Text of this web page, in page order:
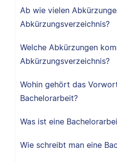
Ab wie vielen
Abkürzungsverzeichnis?
Welche Abkürzungen
Abkürzungsverzeichnis?
Wohin gehört das
Bachelorarbeit?
Was ist eine
Wie schreibt man eine